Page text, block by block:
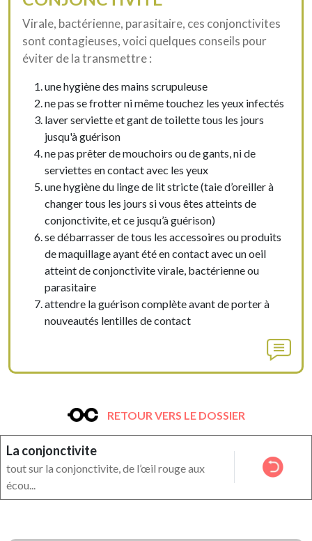
Virale, bactérienne, parasitaire, ces conjonctivites
sont contagieuses, voici quelques conseils pour
éviter de la transmettre :
une hygiène des mains scrupuleuse
ne pas se frotter ni même touchez les yeux infectés
laver serviette et gant de toilette tous les jours
jusqu'à guérison
ne pas prêter de mouchoirs ou de gants, ni de
serviettes en contact avec les yeux
une hygiène du linge de lit stricte (taie d’oreiller à
changer tous les jours si vous êtes atteints de
conjonctivite, et ce jusqu’à guérison)
se débarrasser de tous les accessoires ou produits
de maquillage ayant été en contact avec un oeil
atteint de conjonctivite virale, bactérienne ou
parasitaire
attendre la guérison complète avant de porter à
nouveautés lentilles de contact
RETOUR VERS LE DOSSIER
La conjonctivite
tout sur la conjonctivite, de l’œil rouge aux
écou...